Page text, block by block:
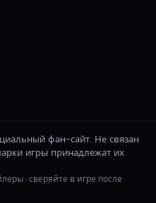
фан-сайт. Не связан
игры принадлежат их
· сверяйте в игре после